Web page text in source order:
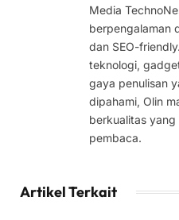
Media
berpengalaman
dan SEO-
teknologi,
gaya penulisan
dipahami, Olin
berkualitas
pembaca.
Artikel Terkait